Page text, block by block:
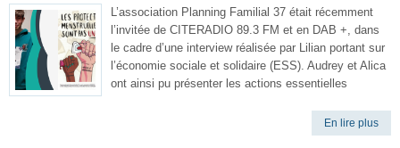
L’association Planning Familial 37 était récemment
l’invitée de CITERADIO 89.3 FM et en DAB +, dans
le cadre d’une interview réalisée par Lilian portant sur
l’économie sociale et solidaire (ESS). Audrey et Alica
ont ainsi pu présenter les actions essentielles
En lire plus